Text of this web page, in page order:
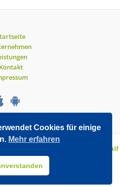
Kontakt
| Entwickelt mit WordPress von
Alf
Cookies für einige
Mehr erfahren